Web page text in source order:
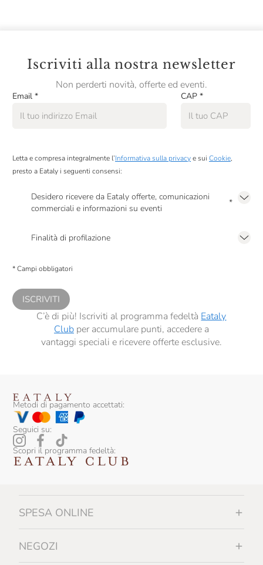
Iscriviti alla nostra newsletter
Non perderti novità, offerte ed eventi.
Email * CAP *
Letta e compresa integralmente l’Informativa sulla privacye sui Cookie,
presto a Eataly i seguenti consensi:
Desidero ricevere da Eataly offerte, comunicazioni
commerciali e informazioni su eventi
*
Finalità di profilazione
comunicazioni commerciali personalizzate, in caso di consenso prestato ai
* Campi obbligatori
ISCRIVITI
C’è di più! Iscriviti al programma fedeltà Eataly
Clubper accumulare punti, accedere a
vantaggi speciali e ricevere offerte esclusive.
Metodi di pagamento accettati:
Seguici su:
Scopri il programma fedeltà:
SPESA ONLINE
NEGOZI